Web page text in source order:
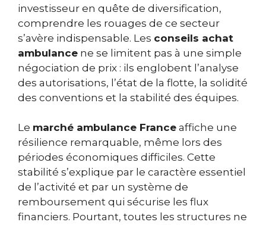
investisseur en quête de diversification,
comprendre les rouages de ce secteur
s’avère indispensable. Les conseils achat
ambulance ne se limitent pas à une simple
négociation de prix : ils englobent l’analyse
des autorisations, l’état de la flotte, la solidité
des conventions et la stabilité des équipes.
Le marché ambulance France affiche une
résilience remarquable, même lors des
périodes économiques difficiles. Cette
stabilité s’explique par le caractère essentiel
de l’activité et par un système de
remboursement qui sécurise les flux
financiers. Pourtant, toutes les structures ne